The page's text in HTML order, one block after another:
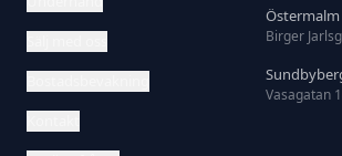
Östermalm
Birger
Vasagatan